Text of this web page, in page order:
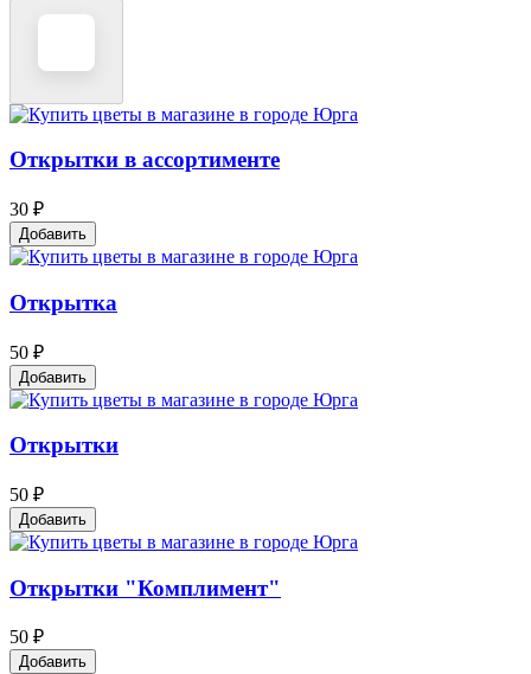
Открытки в ассортименте
30 ₽
Добавить
Открытка
50 ₽
Добавить
Открытки
50 ₽
Добавить
Открытки "Комплимент"
50 ₽
Добавить